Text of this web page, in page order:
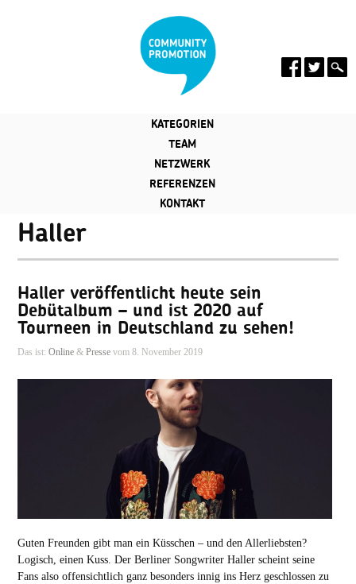
KATEGORIEN
TEAM
NETZWERK
REFERENZEN
KONTAKT
Haller
Haller veröffentlicht heute sein
Debütalbum – und ist 2020 auf
Tourneen in Deutschland zu sehen!
Das ist: Online& Pressevom 8. November 2019
Guten Freunden gibt man ein Küsschen – und den Allerliebsten?
Logisch, einen Kuss. Der Berliner Songwriter Haller scheint seine
Fans also offensichtlich ganz besonders innig ins Herz geschlossen zu